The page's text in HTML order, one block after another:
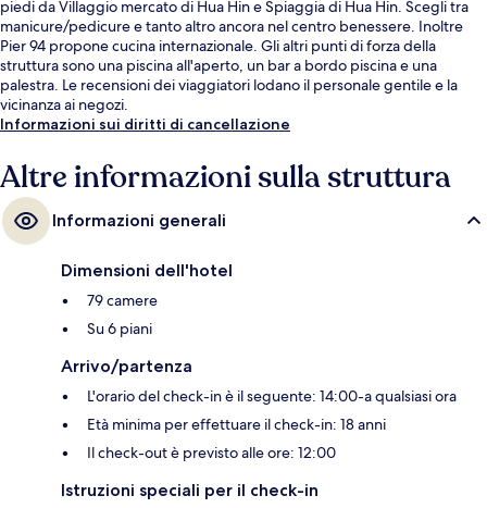
piedi da Villaggio mercato di Hua Hin e Spiaggia di Hua Hin. Scegli tra
manicure/pedicure e tanto altro ancora nel centro benessere. Inoltre
Pier 94 propone cucina internazionale. Gli altri punti di forza della
struttura sono una piscina all'aperto, un bar a bordo piscina e una
palestra. Le recensioni dei viaggiatori lodano il personale gentile e la
vicinanza ai negozi.
Informazioni sui diritti di cancellazione
Altre informazioni sulla struttura
Informazioni generali
Dimensioni dell'hotel
79 camere
Su 6 piani
Arrivo/partenza
L'orario del check-in è il seguente: 14:00-a qualsiasi ora
Età minima per effettuare il check-in: 18 anni
Il check-out è previsto alle ore: 12:00
Istruzioni speciali per il check-in